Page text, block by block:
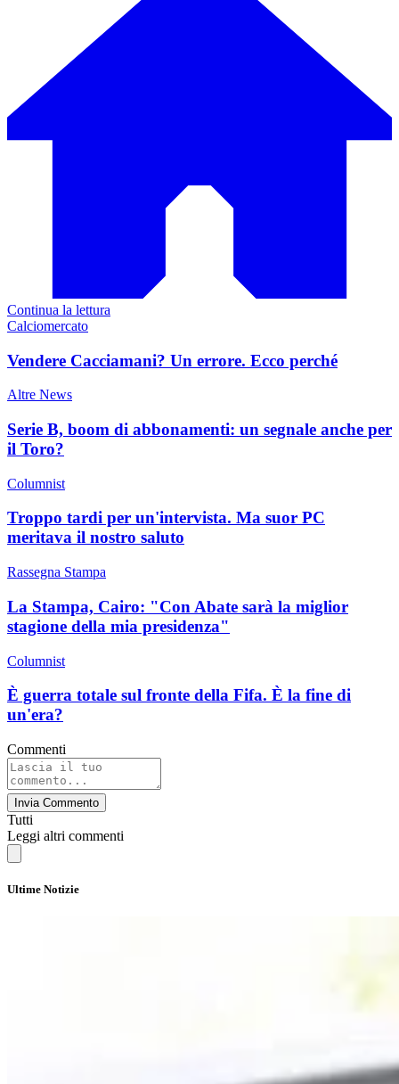
Continua la lettura
Calciomercato
Vendere Cacciamani? Un errore. Ecco perché
Altre News
Serie B, boom di abbonamenti: un segnale anche per
il Toro?
Columnist
Troppo tardi per un'intervista. Ma suor PC
meritava il nostro saluto
Rassegna Stampa
La Stampa, Cairo: "Con Abate sarà la miglior
stagione della mia presidenza"
Columnist
È guerra totale sul fronte della Fifa. È la fine di
un'era?
Commenti
Invia Commento
Tutti
Leggi altri commenti
Ultime Notizie